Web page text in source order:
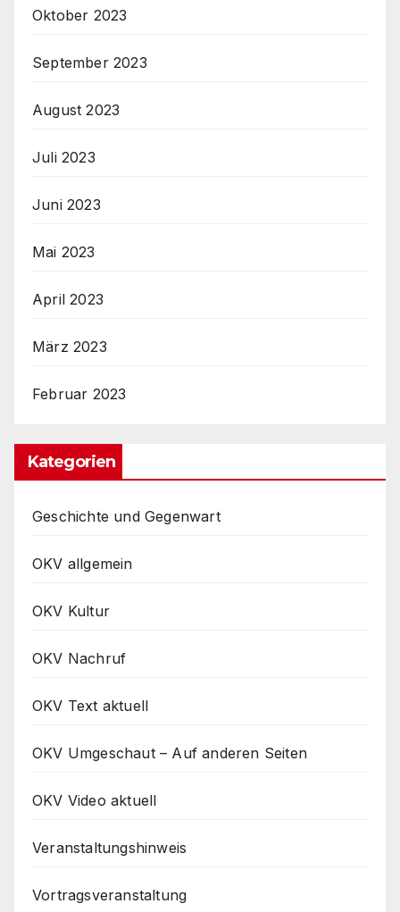
Oktober 2023
September 2023
August 2023
Juli 2023
Juni 2023
Mai 2023
April 2023
März 2023
Februar 2023
Kategorien
Geschichte und Gegenwart
OKV allgemein
OKV Kultur
OKV Nachruf
OKV Text aktuell
OKV Umgeschaut – Auf anderen Seiten
OKV Video aktuell
Veranstaltungshinweis
Vortragsveranstaltung